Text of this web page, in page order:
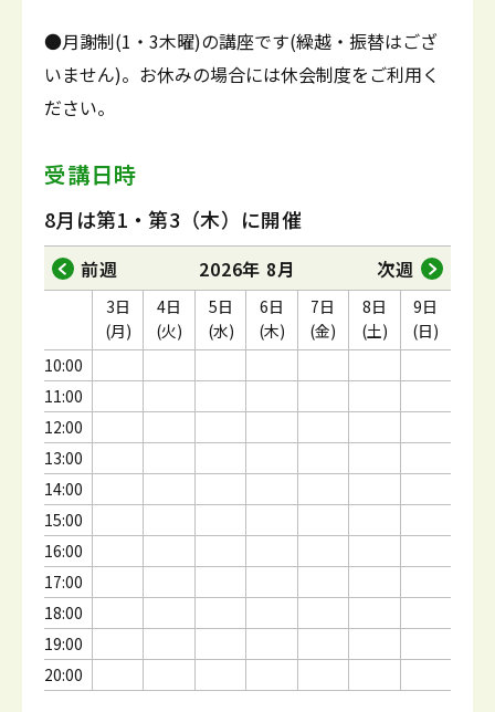
●月謝制(1・3木曜)の講座です(繰越・振替はござ
いません)。お休みの場合には休会制度をご利用く
ださい。
受講日時
8月は第1・第3（木）に開催
前週 2026年 8月 次週
10:00
11:00
12:00
13:00
14:00
15:00
16:00
17:00
18:00
19:00
20:00
3日
(月)
4日
(火)
5日
(水)
6日
(木)
7日
(金)
8日
(土)
9日
(日)